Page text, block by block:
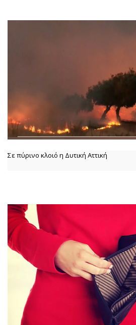
Σε πύρινο κλοιό η Δυτική Αττική